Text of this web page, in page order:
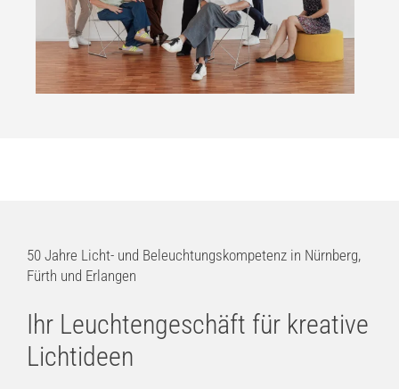
50 Jahre Licht- und Beleuchtungskompetenz in Nürnberg,
Fürth und Erlangen
Ihr Leuchtengeschäft für kreative
Lichtideen